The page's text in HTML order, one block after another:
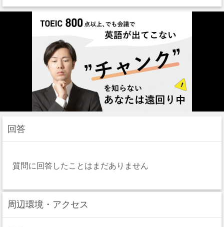
回答
質問に回答したことはまだありません
周辺環境・アクセス